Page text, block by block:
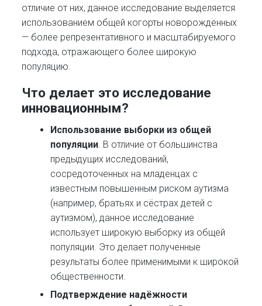
отличие от них, данное исследование выделяется
использованием общей когорты новорождённых
— более репрезентативного и масштабируемого
подхода, отражающего более широкую
популяцию.
Что делает это исследование
инновационным?​
Использование выборки из общей
популяции . В отличие от большинства
предыдущих исследований,
сосредоточенных на младенцах с
известным повышенным риском аутизма
(например, братьях и сёстрах детей с
аутизмом), данное исследование
использует широкую выборку из общей
популяции. Это делает полученные
результаты более применимыми к широкой
общественности.
Подтверждение надёжности